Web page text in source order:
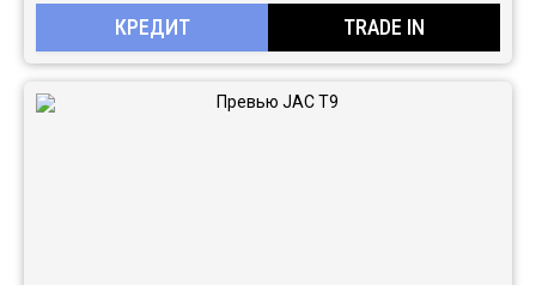
КРЕДИТ TRADE IN